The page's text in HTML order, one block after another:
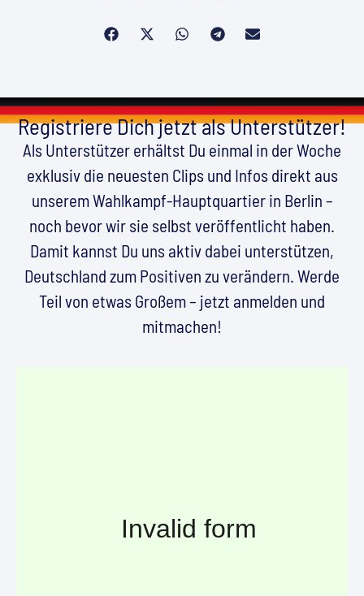
Registriere Dich jetzt als Unterstützer!
Als Unterstützer erhältst Du einmal in der Woche
exklusiv die neuesten Clips und Infos direkt aus
unserem Wahlkampf-Hauptquartier in Berlin –
noch bevor wir sie selbst veröffentlicht haben.
Damit kannst Du uns aktiv dabei unterstützen,
Deutschland zum Positiven zu verändern. Werde
Teil von etwas Großem – jetzt anmelden und
mitmachen!